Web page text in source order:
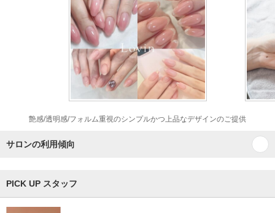
艶感/透明感/フォルム重視のシンプルかつ上品なデザインのご提供
サロンの利用傾向
PICK UP スタッフ